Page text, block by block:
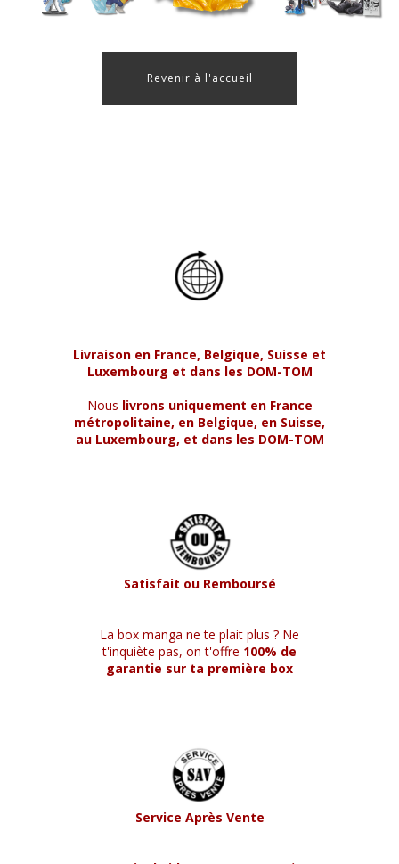
Revenir à l'accueil
Livraison en France, Belgique, Suisse et
Luxembourg et dans les DOM-TOM
Nous livrons uniquement en France
métropolitaine, en Belgique, en Suisse,
au Luxembourg, et dans les DOM-TOM
Satisfait ou Remboursé
La box manga ne te plait plus ? Ne
t'inquiète pas, on t'offre 100% de
garantie sur ta première box
Service Après Vente